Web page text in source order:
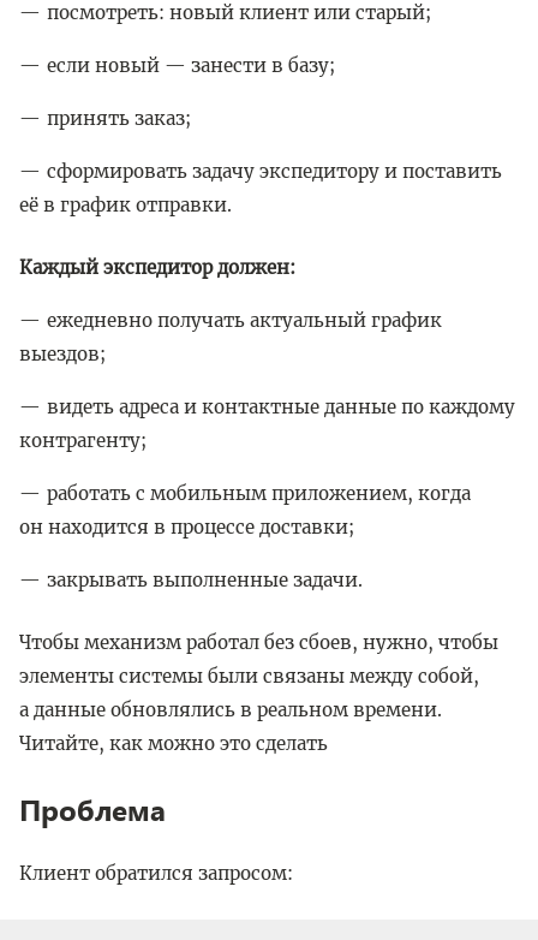
посмотреть: новый клиент или старый;
если новый — занести в базу;
принять заказ;
сформировать задачу экспедитору и поставить
её в график отправки.
Каждый экспедитор должен:
ежедневно получать актуальный график
выездов;
видеть адреса и контактные данные по каждому
контрагенту;
работать с мобильным приложением, когда
он находится в процессе доставки;
закрывать выполненные задачи.
Чтобы механизм работал без сбоев, нужно, чтобы
элементы системы были связаны между собой,
а данные обновлялись в реальном времени.
Читайте, как можно это сделать
Проблема
Клиент обратился запросом: